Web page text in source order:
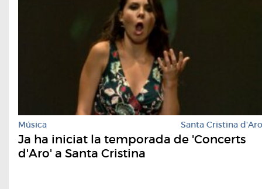
Música Santa Cristina d'Aro
Ja ha iniciat la temporada de 'Concerts
d'Aro' a Santa Cristina